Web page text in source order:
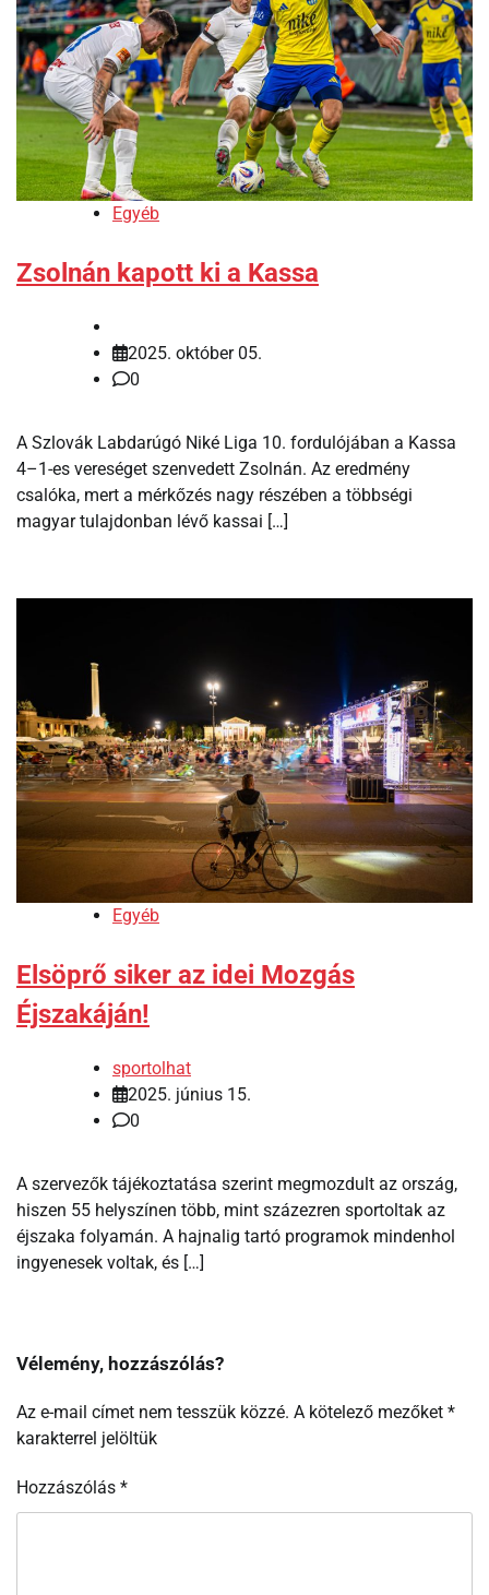
Egyéb
Zsolnán kapott ki a Kassa
2025. október 05.
0
A Szlovák Labdarúgó Niké Liga 10. fordulójában a Kassa
4–1-es vereséget szenvedett Zsolnán. Az eredmény
csalóka, mert a mérkőzés nagy részében a többségi
magyar tulajdonban lévő kassai […]
Egyéb
Elsöprő siker az idei Mozgás
Éjszakáján!
sportolhat
2025. június 15.
0
A szervezők tájékoztatása szerint megmozdult az ország,
hiszen 55 helyszínen több, mint százezren sportoltak az
éjszaka folyamán. A hajnalig tartó programok mindenhol
ingyenesek voltak, és […]
Vélemény, hozzászólás?
Az e-mail címet nem tesszük közzé. A kötelező mezőket *
karakterrel jelöltük
Hozzászólás *